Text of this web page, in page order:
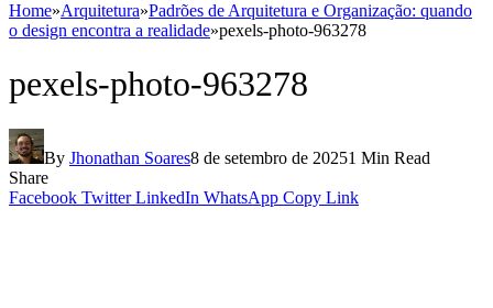
Home»Arquitetura»Padrões de Arquitetura e Organização: quando
o design encontra a realidade»pexels-photo-963278
pexels-photo-963278
By Jhonathan Soares8 de setembro de 20251 Min Read
Share
Facebook Twitter LinkedIn WhatsApp Copy Link